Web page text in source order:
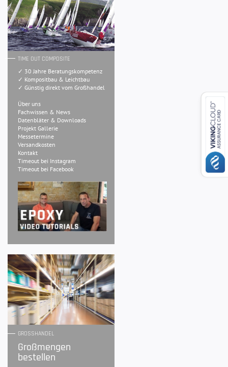
TIME OUT COMPOSITE
✓ 30 Jahre Beratungskompetenz
✓ Kompositbau & Leichtbau
✓ Günstig direkt vom Großhandel
Über uns
Fachwissen & News
Datenbläter & Downloads
Projekt Gallerie
Messetermine
Versandkosten
Kontakt
Timeout bei Instagram
Timeout bei Facebook
GROSSHANDEL
Großmengen
bestellen